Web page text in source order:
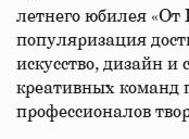
летнего юбилея «От
популяризация
искусство, дизайн
креативных команд
профессионалов